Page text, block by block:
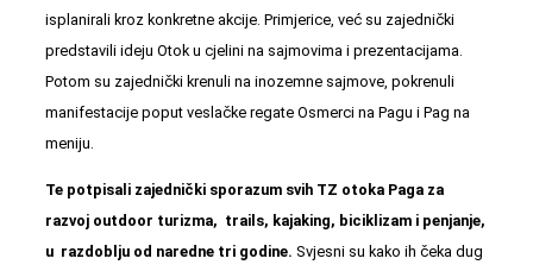
isplanirali kroz konkretne akcije. Primjerice, već su zajednički
predstavili ideju Otok u cjelini na sajmovima i prezentacijama.
Potom su zajednički krenuli na inozemne sajmove, pokrenuli
manifestacije poput veslačke regate Osmerci na Pagu i Pag na
meniju.
Te potpisali zajednički sporazum svih TZ otoka Paga za
razvoj outdoor turizma, trails, kajaking, biciklizam i penjanje,
u razdoblju od naredne tri godine. Svjesni su kako ih čeka dug